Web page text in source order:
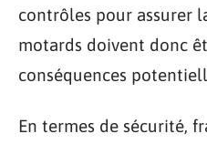
contrôles pour assurer
motards doivent donc
conséquences
En termes de sécurité,